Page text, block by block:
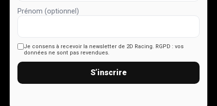
Prénom (optionnel)
Je consens à recevoir la newsletter de 2D Racing. RGPD : vos
données ne sont pas revendues.
S’inscrire